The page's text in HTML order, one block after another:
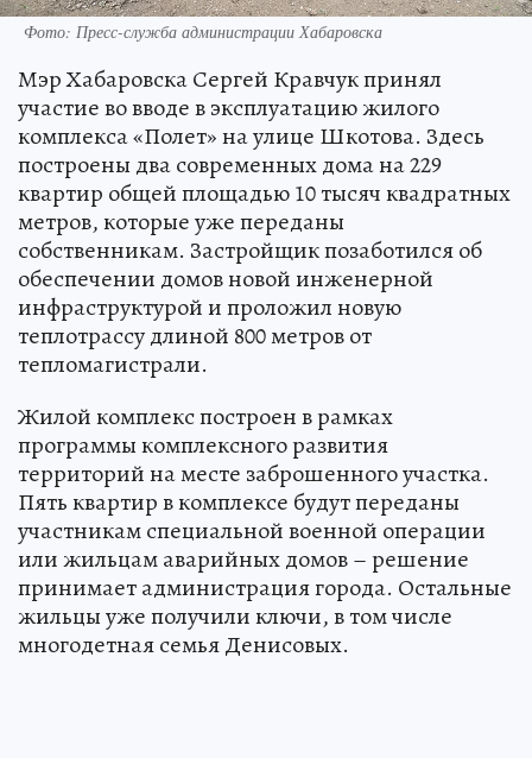
Фото: Пресс-служба администрации Хабаровска
Мэр Хабаровска Сергей Кравчук принял
участие во вводе в эксплуатацию жилого
комплекса «Полет» на улице Шкотова. Здесь
построены два современных дома на 229
квартир общей площадью 10 тысяч квадратных
метров, которые уже переданы
собственникам. Застройщик позаботился об
обеспечении домов новой инженерной
инфраструктурой и проложил новую
теплотрассу длиной 800 метров от
тепломагистрали.
Жилой комплекс построен в рамках
программы комплексного развития
территорий на месте заброшенного участка.
Пять квартир в комплексе будут переданы
участникам специальной военной операции
или жильцам аварийных домов – решение
принимает администрация города. Остальные
жильцы уже получили ключи, в том числе
многодетная семья Денисовых.